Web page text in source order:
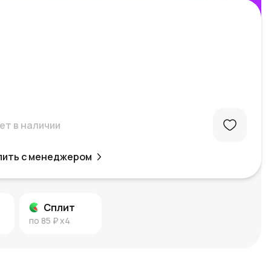
в наличии
с менеджером
Сплит
по 85 ₽x4